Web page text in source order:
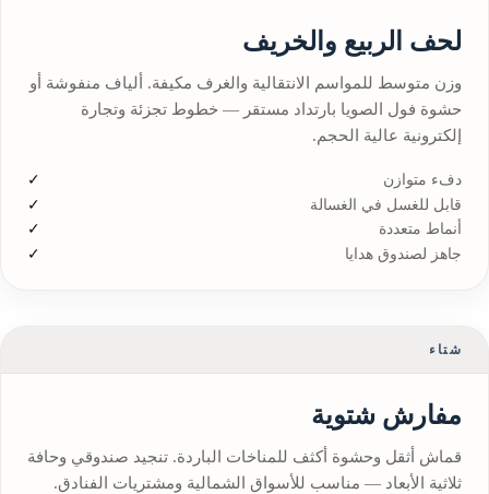
لحف الربيع والخريف
وزن متوسط للمواسم الانتقالية والغرف مكيفة. ألياف منفوشة أو
حشوة فول الصويا بارتداد مستقر — خطوط تجزئة وتجارة
إلكترونية عالية الحجم.
دفء متوازن
قابل للغسل في الغسالة
أنماط متعددة
جاهز لصندوق هدايا
شتاء
مفارش شتوية
قماش أثقل وحشوة أكثف للمناخات الباردة. تنجيد صندوقي وحافة
ثلاثية الأبعاد — مناسب للأسواق الشمالية ومشتريات الفنادق.